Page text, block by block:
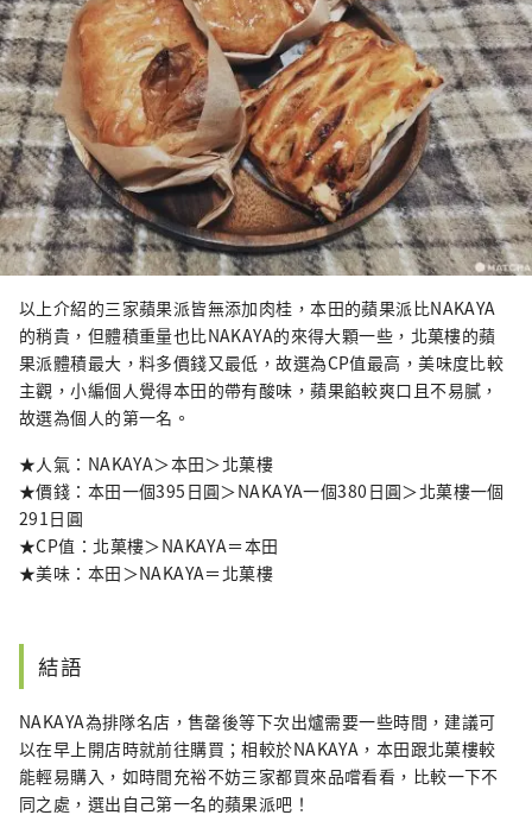
以上介紹的三家蘋果派皆無添加肉桂，本田的蘋果派比NAKAYA
的稍貴，但體積重量也比NAKAYA的來得大顆一些，北菓樓的蘋
果派體積最大，料多價錢又最低，故選為CP值最高，美味度比較
主觀，小編個人覺得本田的帶有酸味，蘋果餡較爽口且不易膩，
故選為個人的第一名。
★人氣：NAKAYA＞本田＞北菓樓
★價錢：本田一個395日圓＞NAKAYA一個380日圓＞北菓樓一個
291日圓
★CP值：北菓樓＞NAKAYA＝本田
★美味：本田＞NAKAYA＝北菓樓
結語
NAKAYA為排隊名店，售罄後等下次出爐需要一些時間，建議可
以在早上開店時就前往購買；相較於NAKAYA，本田跟北菓樓較
能輕易購入，如時間充裕不妨三家都買來品嚐看看，比較一下不
同之處，選出自己第一名的蘋果派吧！